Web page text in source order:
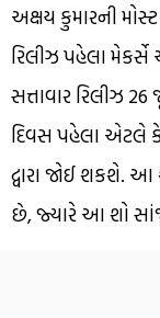
અક્ષય કુમારની
રિલીઝ પહેલા
સત્તાવાર રિલીઝ
દિવસ પહેલા એટલે
દ્વારા જોઈ શકશે.
છે, જ્યારે આ શો